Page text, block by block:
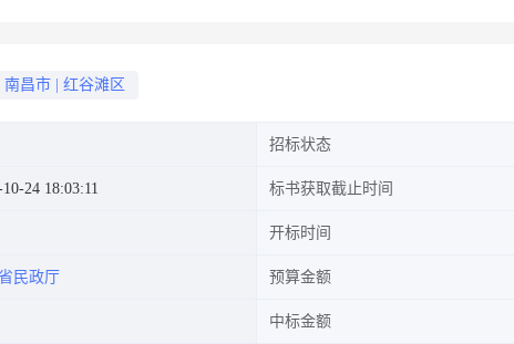
南昌市 红谷滩区
招标状态
24 18:03:11 标书获取截止时间
开标时间
民政厅 预算金额
中标金额